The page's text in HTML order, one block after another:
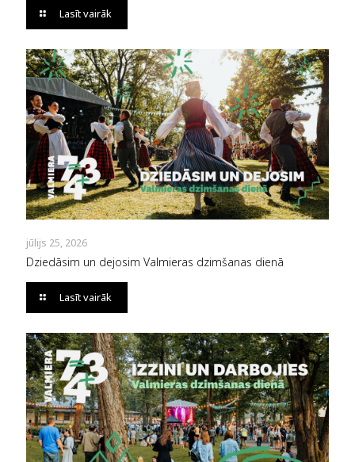
Lasīt vairāk
jūlijs 25, 2026
Dziedāsim un dejosim Valmieras dzimšanas dienā
Lasīt vairāk